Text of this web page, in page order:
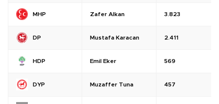
MHP Zafer Alkan 3.823
DP Mustafa Karacan 2.411
HDP Emil Eker 569
DYP Muzaffer Tuna 457